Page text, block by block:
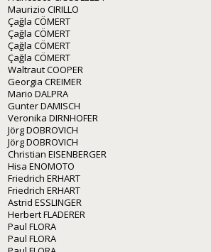
Maurizio CIRILLO
Çağla CÖMERT
Çağla CÖMERT
Çağla CÖMERT
Çağla CÖMERT
Waltraut COOPER
Georgia CREIMER
Mario DALPRA
Gunter DAMISCH
Veronika DIRNHOFER
Jörg DOBROVICH
Jörg DOBROVICH
Christian EISENBERGER
Hisa ENOMOTO
Friedrich ERHART
Friedrich ERHART
Astrid ESSLINGER
Herbert FLADERER
Paul FLORA
Paul FLORA